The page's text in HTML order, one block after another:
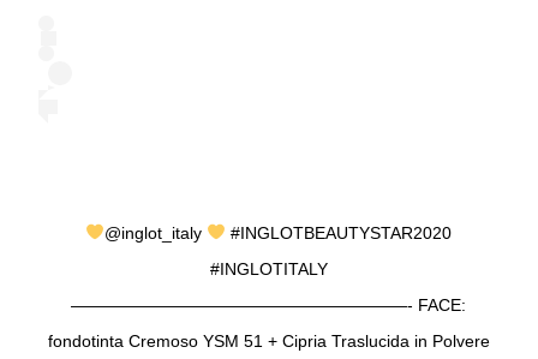
@inglot_italy
#INGLOTBEAUTYSTAR2020
#INGLOTITALY
————————————————————- FACE:
fondotinta Cremoso YSM 51 + Cipria Traslucida in Polvere